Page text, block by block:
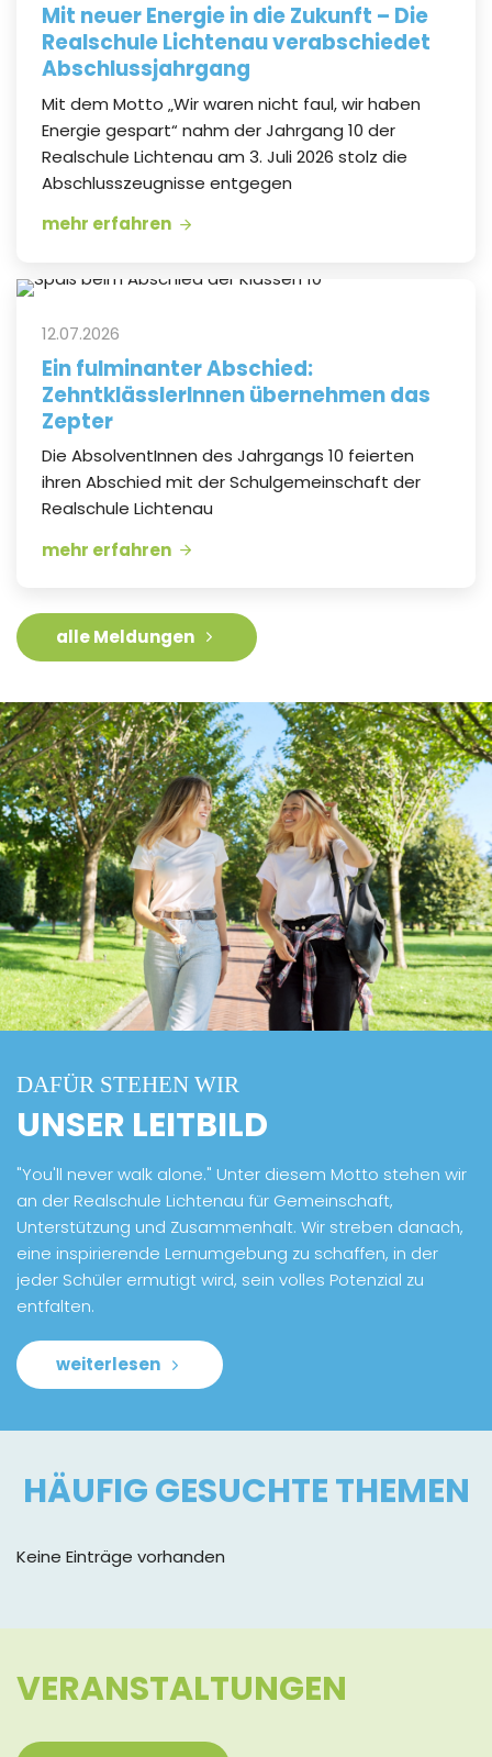
Mit neuer Energie in die Zukunft – Die
Realschule Lichtenau verabschiedet
Abschlussjahrgang
Mit dem Motto „Wir waren nicht faul, wir haben
Energie gespart“ nahm der Jahrgang 10 der
Realschule Lichtenau am 3. Juli 2026 stolz die
Abschlusszeugnisse entgegen
mehr erfahren
12.07.2026
Ein fulminanter Abschied:
ZehntklässlerInnen übernehmen das
Zepter
Die AbsolventInnen des Jahrgangs 10 feierten
ihren Abschied mit der Schulgemeinschaft der
Realschule Lichtenau
mehr erfahren
alle Meldungen
DAFÜR STEHEN WIR
UNSER LEITBILD
"You'll never walk alone." Unter diesem Motto stehen wir
an der Realschule Lichtenau für Gemeinschaft,
Unterstützung und Zusammenhalt. Wir streben danach,
eine inspirierende Lernumgebung zu schaffen, in der
jeder Schüler ermutigt wird, sein volles Potenzial zu
entfalten.
weiterlesen
HÄUFIG GESUCHTE THEMEN
Keine Einträge vorhanden
VERANSTALTUNGEN